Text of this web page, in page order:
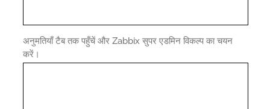
अनुमतियाँ टैब तक पहुँचें और Zabbix सुपर एडमिन विकल्प का चयन
करें।